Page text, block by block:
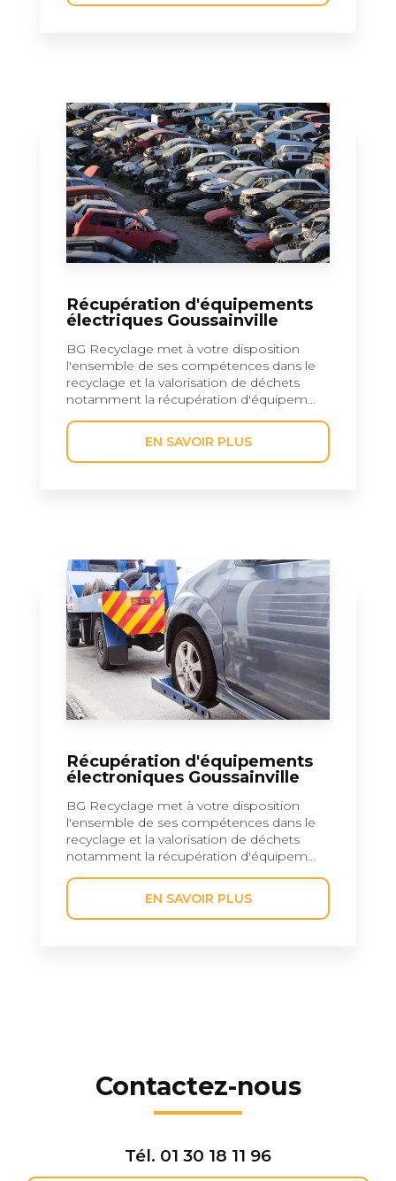
Récupération d'équipements
électriques Goussainville
BG Recyclage met à votre disposition
l'ensemble de ses compétences dans le
recyclage et la valorisation de déchets
notamment la récupération d'équipem...
EN SAVOIR PLUS
Récupération d'équipements
électroniques Goussainville
BG Recyclage met à votre disposition
l'ensemble de ses compétences dans le
recyclage et la valorisation de déchets
notamment la récupération d'équipem...
EN SAVOIR PLUS
Contactez-nous
Tél. 01 30 18 11 96